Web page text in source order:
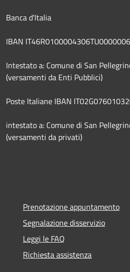
Banca d'Italia
IBAN
Intestato a: Comune di San
(versamenti da Enti Pubblici)
Poste Italiane IBAN
intestato a: Comune di San
(versamenti da privati)
Prenotazione appuntamento
Segnalazione disservizio
Leggi le FAQ
Richiesta assistenza